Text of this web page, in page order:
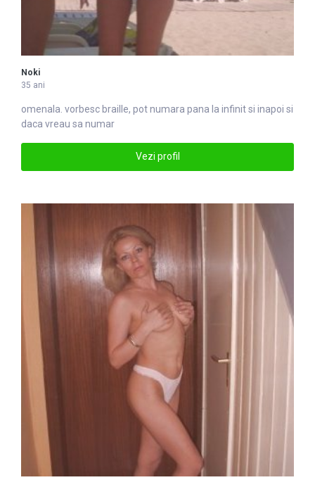
Noki
35 ani
omenala. vorbesc braille, potnumara pana la infinit si inapoi si
daca vreau sa numar
Vezi profil